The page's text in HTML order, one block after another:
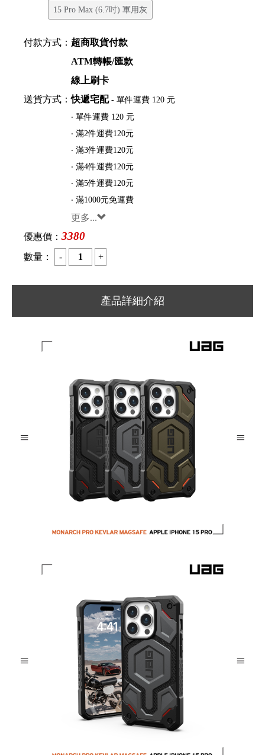
15 Pro Max (6.7吋) 軍用灰
付款方式： 超商取貨付款
ATM轉帳/匯款
線上刷卡
送貨方式：快遞宅配- 單件運費 120 元
‧ 單件運費 120 元
‧ 滿2件運費120元
‧ 滿3件運費120元
‧ 滿4件運費120元
‧ 滿5件運費120元
‧ 滿1000元免運費
更多...
優惠價： 3380
數量：
產品詳細介紹